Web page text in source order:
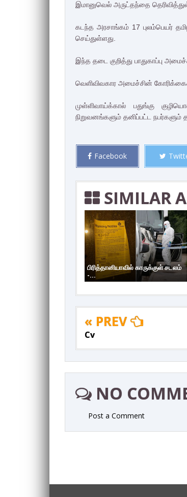
இமானுவெல் அருட்தந்தை
கடந்த அரசாங்கம் 17 புலம்பெயர்
செய்துள்ளது.
இந்த தடை குறித்து பாதுகாப்பு
வெளிவிவகார அமைச்சின்
முள்ளிவாய்க்கால் பதுங்கு
நிறுவனங்களும் தனிப்பட்ட நபர்களும்
Facebook
SIMILAR
பிரித்தானியாவில் காருக்குள் சடலம்
-...
« PREV
Cv
NO
Post a Comment